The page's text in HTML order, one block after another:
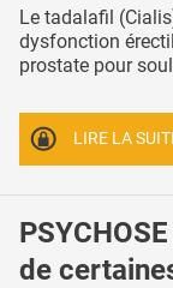
Le tadalafil
dysfonction
prostate pour
LIRE LA
de